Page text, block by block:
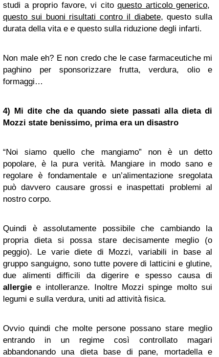
studi a proprio favore, vi cito questo articolo generico,
questo sui buoni risultati contro il diabete, questo sulla
durata della vita e e questo sulla riduzione degli infarti.
Non male eh? E non credo che le case farmaceutiche mi
paghino per sponsorizzare frutta, verdura, olio e
formaggi…
4) Mi dite che da quando siete passati alla dieta di
Mozzi state benissimo, prima era un disastro
“Noi siamo quello che mangiamo” non è un detto
popolare, è la pura verità. Mangiare in modo sano e
regolare è fondamentale e un’alimentazione sregolata
può davvero causare grossi e inaspettati problemi al
nostro corpo.
Quindi è assolutamente possibile che cambiando la
propria dieta si possa stare decisamente meglio (o
peggio). Le varie diete di Mozzi, variabili in base al
gruppo sanguigno, sono tutte povere di latticini e glutine,
due alimenti difficili da digerire e spesso causa di
allergie e intolleranze. Inoltre Mozzi spinge molto sui
legumi e sulla verdura, uniti ad attività fisica.
Ovvio quindi che molte persone possano stare meglio
entrando in un regime così controllato magari
abbandonando una dieta base di pane, mortadella e